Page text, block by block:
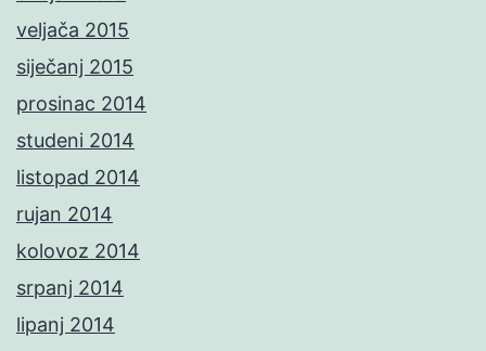
veljača 2015
siječanj 2015
prosinac 2014
studeni 2014
listopad 2014
rujan 2014
kolovoz 2014
srpanj 2014
lipanj 2014